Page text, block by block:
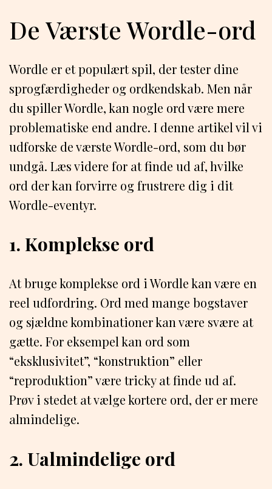
De Værste Wordle-ord
Wordle er et populært spil, der tester dine
sprogfærdigheder og ordkendskab. Men når
du spiller Wordle, kan nogle ord være mere
problematiske end andre. I denne artikel vil vi
udforske de værste Wordle-ord, som du bør
undgå. Læs videre for at finde ud af, hvilke
ord der kan forvirre og frustrere dig i dit
Wordle-eventyr.
1. Komplekse ord
At bruge komplekse ord i Wordle kan være en
reel udfordring. Ord med mange bogstaver
og sjældne kombinationer kan være svære at
gætte. For eksempel kan ord som
“eksklusivitet”, “konstruktion” eller
“reproduktion” være tricky at finde ud af.
Prøv i stedet at vælge kortere ord, der er mere
almindelige.
2. Ualmindelige ord